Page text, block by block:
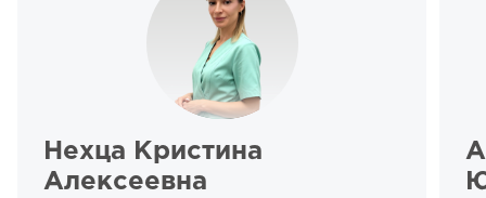
Нехца Кристина
Алексеевна